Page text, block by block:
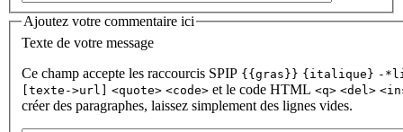
Ajoutez votre commentaire ici
Texte de votre message
Ce champ accepte les raccourcis SPIP {{gras}} {italique} -
[texte->url] <quote> <code> et le code HTML <q> <del>
créer des paragraphes, laissez simplement des lignes vides.